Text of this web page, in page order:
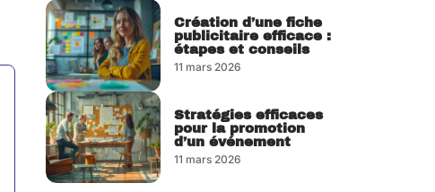
Création d’une fiche
publicitaire efficace :
étapes et conseils
11 mars 2026
Stratégies efficaces
pour la promotion
d’un événement
11 mars 2026